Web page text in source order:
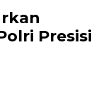
Presisi